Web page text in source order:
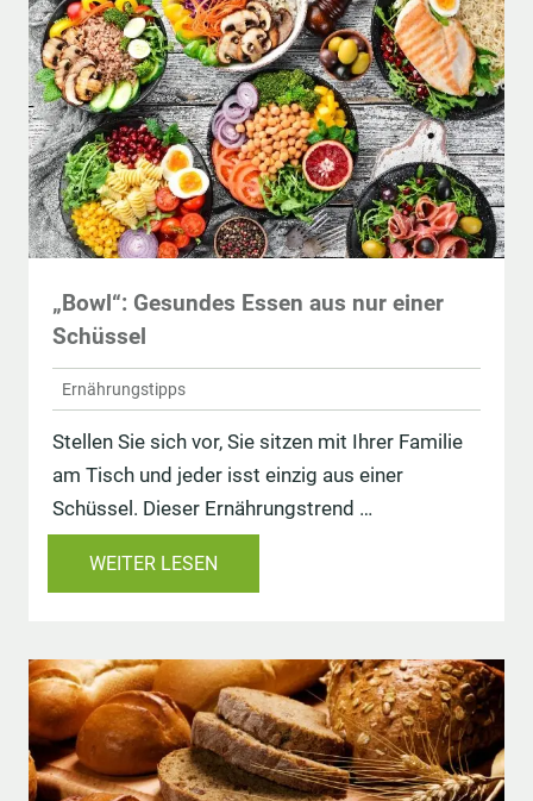
„Bowl“: Gesundes Essen aus nur einer
Schüssel
Ernährungstipps
Stellen Sie sich vor, Sie sitzen mit Ihrer Familie
am Tisch und jeder isst einzig aus einer
Schüssel. Dieser Ernährungstrend …
WEITER LESEN